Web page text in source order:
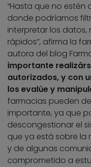
“Hasta que no estén
donde podríamos
interpretar los
rápidos”, afirma la
autora del blog
importante
autorizados, y con
los evalúe y
farmacias pueden
importante, ya que
descongestionar el
que ya está sobre la
y de algunas
comprometido a